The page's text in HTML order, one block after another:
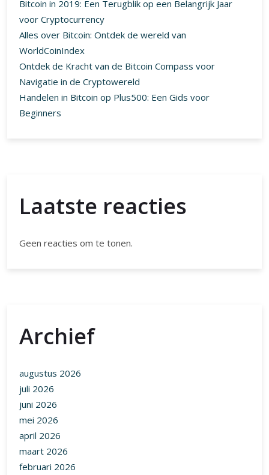
Bitcoin in 2019: Een Terugblik op een Belangrijk Jaar
voor Cryptocurrency
Alles over Bitcoin: Ontdek de wereld van
WorldCoinIndex
Ontdek de Kracht van de Bitcoin Compass voor
Navigatie in de Cryptowereld
Handelen in Bitcoin op Plus500: Een Gids voor
Beginners
Laatste reacties
Geen reacties om te tonen.
Archief
augustus 2026
juli 2026
juni 2026
mei 2026
april 2026
maart 2026
februari 2026